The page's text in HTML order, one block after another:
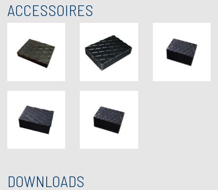
ACCESSOIRES
DOWNLOADS